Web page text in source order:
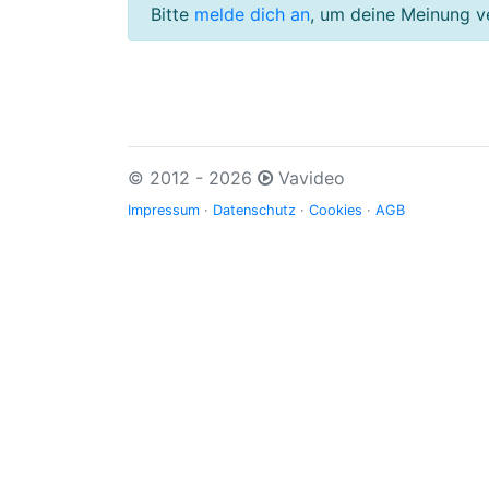
Bitte melde dich an, um deine Meinung
© 2012 - 2026 Vavideo
Impressum · Datenschutz · Cookies · AGB